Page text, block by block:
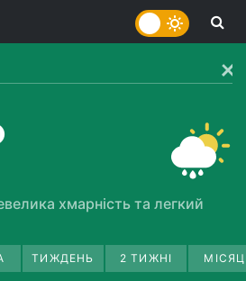
хмарність та легкий
ТИЖДЕНЬ 2 ТИЖНІ